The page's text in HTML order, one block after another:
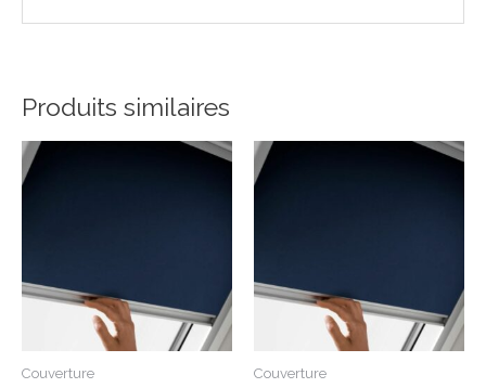
Produits similaires
Couverture Couverture